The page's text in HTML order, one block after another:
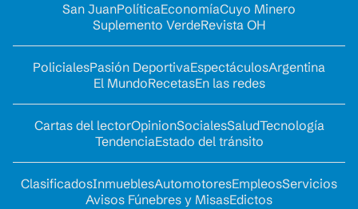
San JuanPolíticaEconomíaCuyo Minero
Suplemento VerdeRevista OH
PolicialesPasión DeportivaEspectáculosArgentina
El MundoRecetasEn las redes
Cartas del lectorOpinionSocialesSaludTecnología
TendenciaEstado del tránsito
ClasificadosInmueblesAutomotoresEmpleosServicios
Avisos Fúnebres y MisasEdictos